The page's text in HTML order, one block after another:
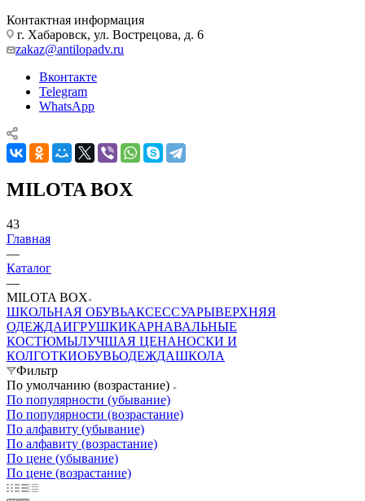
Контактная информация
г. Хабаровск, ул. Вострецова, д. 6
zakaz@antilopadv.ru
Вконтакте
Telegram
WhatsApp
MILOTA BOX
43
Главная
—
Каталог
—
MILOTA BOX
ШКОЛЬНАЯ ОБУВЬАКСЕССУАРЫВЕРХНЯЯ
ОДЕЖДАИГРУШКИКАРНАВАЛЬНЫЕ
КОСТЮМЫЛУЧШАЯ ЦЕНАНОСКИ И
КОЛГОТКИОБУВЬОДЕЖДАШКОЛА
Фильтр
По умолчанию (возрастание)
По популярности (убывание)
По популярности (возрастание)
По алфавиту (убывание)
По алфавиту (возрастание)
По цене (убывание)
По цене (возрастание)